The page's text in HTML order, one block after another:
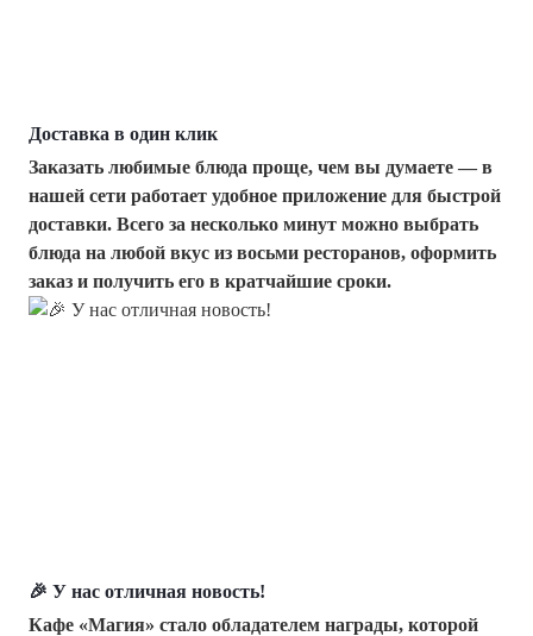
Доставка в один клик
Заказать любимые блюда проще, чем вы думаете — в
нашей сети работает удобное приложение для быстрой
доставки. Всего за несколько минут можно выбрать
блюда на любой вкус из восьми ресторанов, оформить
заказ и получить его в кратчайшие сроки.
🎉 У нас отличная новость!
Кафе «Магия» стало обладателем награды, которой